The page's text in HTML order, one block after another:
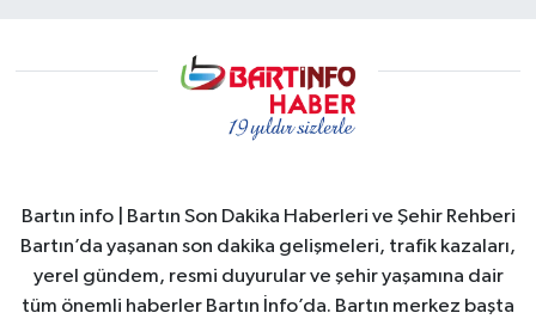
Bartın info | Bartın Son Dakika Haberleri ve Şehir Rehberi
Bartın’da yaşanan son dakika gelişmeleri, trafik kazaları,
yerel gündem, resmi duyurular ve şehir yaşamına dair
tüm önemli haberler Bartın İnfo’da. Bartın merkez başta